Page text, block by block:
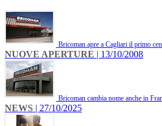
Bricoman apre a Cagliari il primo
NUOVE APERTURE | 13/10/2008
Bricoman cambia nome anche in
NEWS | 27/10/2025